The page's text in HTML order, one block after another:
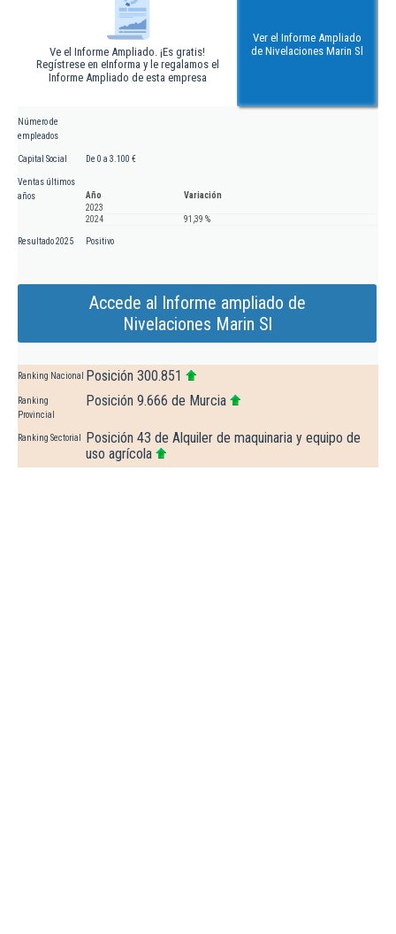
Ve el Informe Ampliado. ¡Es gratis!
Regístrese en eInforma y le regalamos el
Informe Ampliado de esta empresa
Ver el Informe Ampliado
de Nivelaciones Marin Sl
Número de
empleados
Capital Social De 0 a 3.100 €
Ventas últimos
años
Año
Variación
2023
2024
91,39 %
Resultado 2025 Positivo
Accede al Informe ampliado de
Nivelaciones Marin Sl
Ranking Nacional Posición 300.851
Ranking
Provincial
Posición 9.666 de Murcia
Ranking Sectorial
Posición 43 de Alquiler de maquinaria y equipo de
uso agrícola